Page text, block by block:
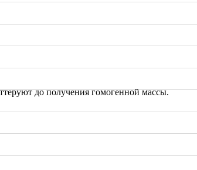
до получения гомогенной массы.